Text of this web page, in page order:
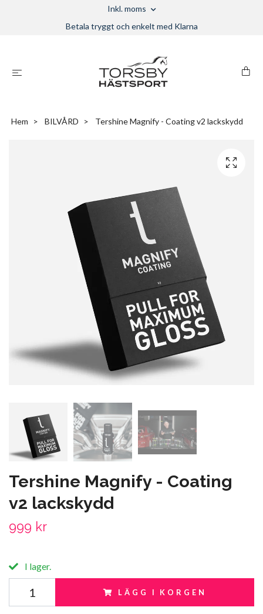
Inkl. moms
Betala tryggt och enkelt med Klarna
Hem BILVÅRD Tershine Magnify - Coating v2 lackskydd
Tershine Magnify - Coating
v2 lackskydd
999 kr
I lager.
LÄGG I KORGEN